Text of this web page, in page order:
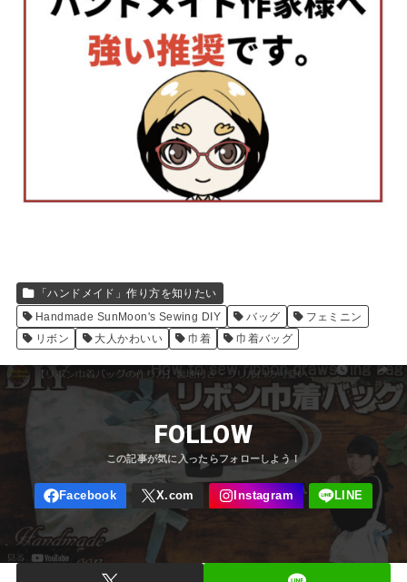
「ハンドメイド」作り方を知りたい
Handmade SunMoon's Sewing DIY
バッグ
フェミニン
リボン
大人かわいい 巾着 巾着バッグ
FOLLOW